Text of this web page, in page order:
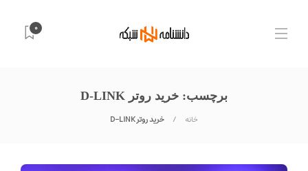
0
برچسب: خرید روتر D-LINK
خانه خرید روتر D-LINK